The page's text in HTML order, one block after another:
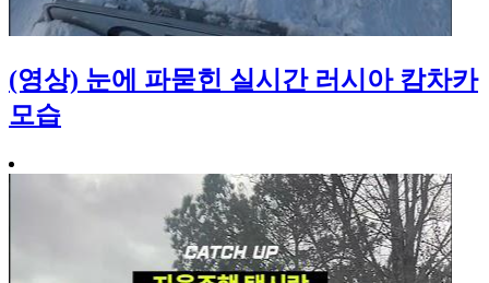
(영상) 눈에 파묻힌 실시간 러시아 캄차카
모습